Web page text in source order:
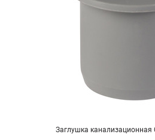
Заглушка канализационная